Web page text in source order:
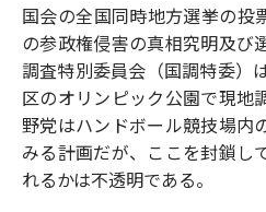
国会の全国同時地方選挙の投
の参政権侵害の真相究明及び
調査特別委員会（国調特委）
区のオリンピック公園で現地
野党はハンドボール競技場内
みる計画だが、ここを封鎖し
れるかは不透明である。